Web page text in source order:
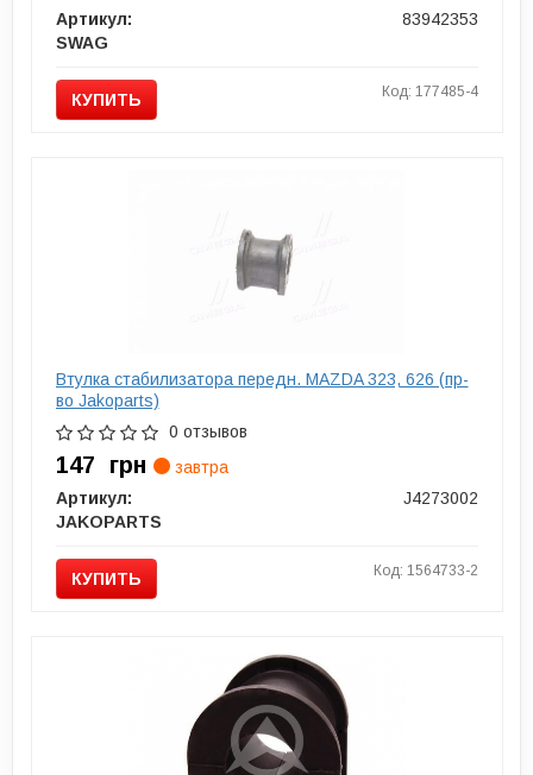
Артикул:
83942353
SWAG
КУПИТЬ Код: 177485-4
Втулка стабилизатора передн. MAZDA 323, 626 (пр-
во Jakoparts)
0 отзывов
147 грн
завтра
Артикул:
J4273002
JAKOPARTS
КУПИТЬ Код: 1564733-2